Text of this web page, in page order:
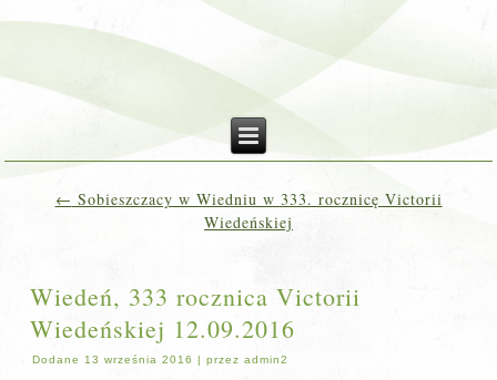
← Sobieszczacy w Wiedniu w 333. rocznicę Victorii
Wiedeńskiej
Wiedeń, 333 rocznica Victorii
Wiedeńskiej 12.09.2016
Dodane 13 września 2016 |przez admin2